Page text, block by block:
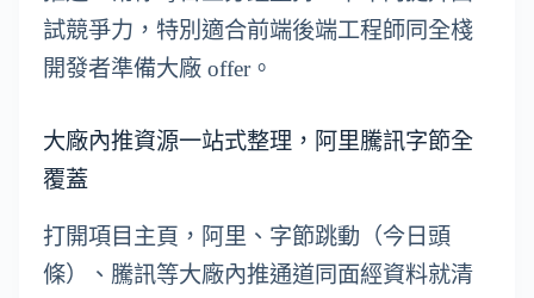
試競爭力，特別適合前端後端工程師同全棧
開發者準備大廠 offer。
大廠內推資源一站式整理，阿里騰訊字節全
覆蓋
打開項目主頁，阿里、字節跳動（今日頭
條）、騰訊等大廠內推通道同面經資料就清